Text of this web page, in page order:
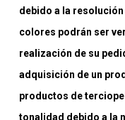
debido a la
colores podrán ser
realización de su
adquisición de un
productos de
tonalidad debido a la